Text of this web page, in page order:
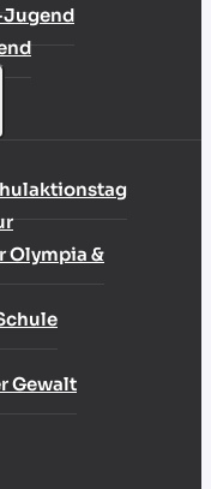
Jugend
Olympia &
Gewalt